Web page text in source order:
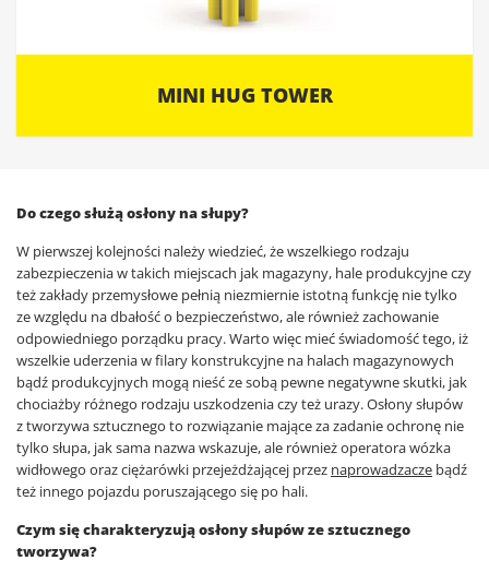
MINI HUG TOWER
Do czego służą osłony na słupy?
W pierwszej kolejności należy wiedzieć, że wszelkiego rodzaju
zabezpieczenia w takich miejscach jak magazyny, hale produkcyjne czy
też zakłady przemysłowe pełnią niezmiernie istotną funkcję nie tylko
ze względu na dbałość o bezpieczeństwo, ale również zachowanie
odpowiedniego porządku pracy. Warto więc mieć świadomość tego, iż
wszelkie uderzenia w filary konstrukcyjne na halach magazynowych
bądź produkcyjnych mogą nieść ze sobą pewne negatywne skutki, jak
chociażby różnego rodzaju uszkodzenia czy też urazy. Osłony słupów
z tworzywa sztucznego to rozwiązanie mające za zadanie ochronę nie
tylko słupa, jak sama nazwa wskazuje, ale również operatora wózka
widłowego oraz ciężarówki przejeżdżającej przez naprowadzacze bądź
też innego pojazdu poruszającego się po hali.
Czym się charakteryzują osłony słupów ze sztucznego
tworzywa?